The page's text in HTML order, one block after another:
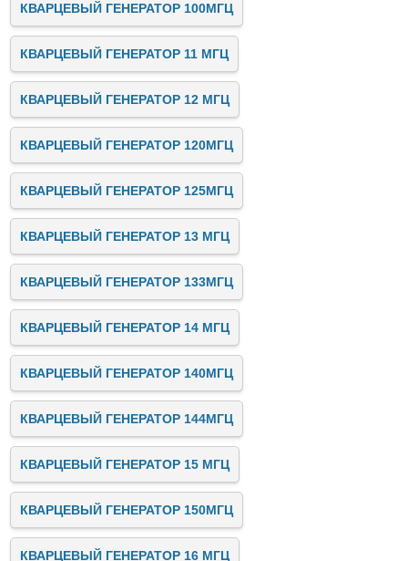
КВАРЦЕВЫЙ ГЕНЕРАТОР 100МГЦ
КВАРЦЕВЫЙ ГЕНЕРАТОР 11 МГЦ
КВАРЦЕВЫЙ ГЕНЕРАТОР 12 МГЦ
КВАРЦЕВЫЙ ГЕНЕРАТОР 120МГЦ
КВАРЦЕВЫЙ ГЕНЕРАТОР 125МГЦ
КВАРЦЕВЫЙ ГЕНЕРАТОР 13 МГЦ
КВАРЦЕВЫЙ ГЕНЕРАТОР 133МГЦ
КВАРЦЕВЫЙ ГЕНЕРАТОР 14 МГЦ
КВАРЦЕВЫЙ ГЕНЕРАТОР 140МГЦ
КВАРЦЕВЫЙ ГЕНЕРАТОР 144МГЦ
КВАРЦЕВЫЙ ГЕНЕРАТОР 15 МГЦ
КВАРЦЕВЫЙ ГЕНЕРАТОР 150МГЦ
КВАРЦЕВЫЙ ГЕНЕРАТОР 16 МГЦ